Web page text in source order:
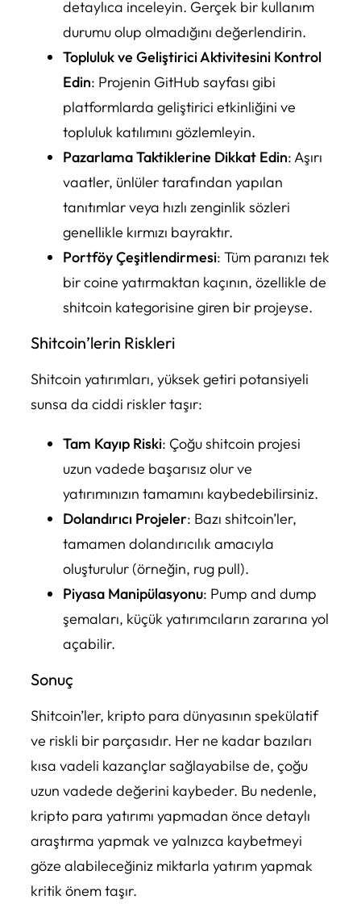
detaylıca inceleyin. Gerçek bir kullanım
durumu olup olmadığını değerlendirin.
Topluluk ve Geliştirici Aktivitesini Kontrol
Edin: Projenin GitHub sayfası gibi
platformlarda geliştirici etkinliğini ve
topluluk katılımını gözlemleyin.
Pazarlama Taktiklerine Dikkat Edin: Aşırı
vaatler, ünlüler tarafından yapılan
tanıtımlar veya hızlı zenginlik sözleri
genellikle kırmızı bayraktır.
Portföy Çeşitlendirmesi: Tüm paranızı tek
bir coine yatırmaktan kaçının, özellikle de
shitcoin kategorisine giren bir projeyse.
Shitcoin’lerin Riskleri
Shitcoin yatırımları, yüksek getiri potansiyeli
sunsa da ciddi riskler taşır:
Tam Kayıp Riski: Çoğu shitcoin projesi
uzun vadede başarısız olur ve
yatırımınızın tamamını kaybedebilirsiniz.
Dolandırıcı Projeler: Bazı shitcoin’ler,
tamamen dolandırıcılık amacıyla
oluşturulur (örneğin, rug pull).
Piyasa Manipülasyonu: Pump and dump
şemaları, küçük yatırımcıların zararına yol
açabilir.
Sonuç
Shitcoin’ler, kripto para dünyasının spekülatif
ve riskli bir parçasıdır. Her ne kadar bazıları
kısa vadeli kazançlar sağlayabilse de, çoğu
uzun vadede değerini kaybeder. Bu nedenle,
kripto para yatırımı yapmadan önce detaylı
araştırma yapmak ve yalnızca kaybetmeyi
göze alabileceğiniz miktarla yatırım yapmak
kritik önem taşır.